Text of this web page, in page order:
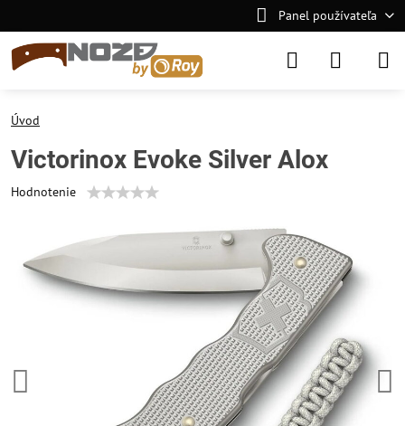
Panel používateľa
Úvod
Victorinox Evoke Silver Alox
Hodnotenie